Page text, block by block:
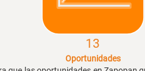
13
Oportunidades